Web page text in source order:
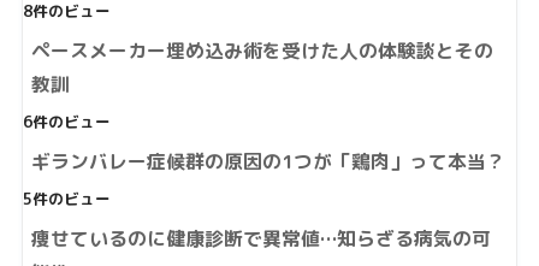
8件のビュー
ペースメーカー埋め込み術を受けた人の体験談とその
教訓
6件のビュー
ギランバレー症候群の原因の1つが「鶏肉」って本当？
5件のビュー
痩せているのに健康診断で異常値…知らざる病気の可